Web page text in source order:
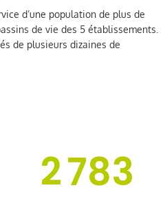
d’une population de plus de
de vie des 5 établissements.
de plusieurs dizaines de
2 783